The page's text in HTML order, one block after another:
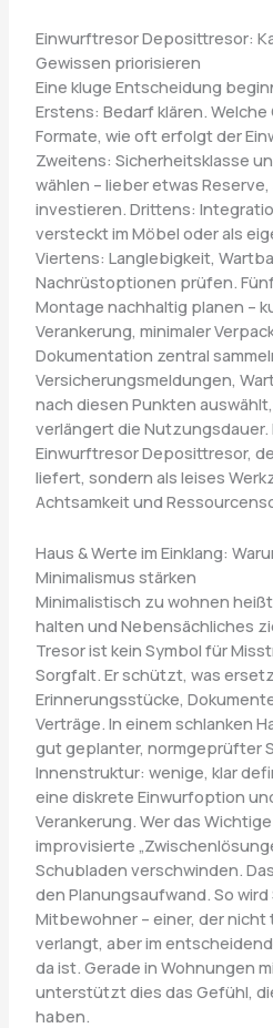
Einwurftresor Deposittresor:
Gewissen priorisieren
Eine kluge Entscheidung
Erstens: Bedarf klären.
Formate, wie oft erfolgt der
Zweitens: Sicherheitsklasse
wählen – lieber etwas
investieren. Drittens:
versteckt im Möbel oder als
Viertens: Langlebigkeit,
Nachrüstoptionen prüfen.
Montage nachhaltig planen –
Verankerung, minimaler
Dokumentation zentral
Versicherungsmeldungen,
nach diesen Punkten
verlängert die Nutzungsdauer.
Einwurftresor Deposittresor,
liefert, sondern als leises
Achtsamkeit und
Haus & Werte im Einklang:
Minimalismus stärken
Minimalistisch zu wohnen
halten und Nebensächliches
Tresor ist kein Symbol für
Sorgfalt. Er schützt, was
Erinnerungsstücke,
Verträge. In einem schlanken
gut geplanter, normgeprüfter
Innenstruktur: wenige, klar
eine diskrete Einwurfoption
Verankerung. Wer das
improvisierte
Schubladen verschwinden.
den Planungsaufwand. So
Mitbewohner – einer, der nicht
verlangt, aber im
da ist. Gerade in Wohnungen
unterstützt dies das Gefühl,
haben.